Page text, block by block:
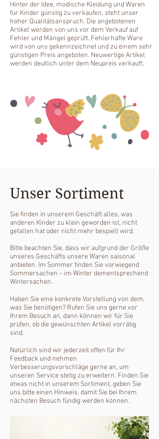
Hinter der Idee, modische Kleidung und Waren
für Kinder günstig zu verkaufen, steht unser
hoher Qualitätsanspruch. Die angebotenen
Artikel werden von uns vor dem Verkauf auf
Fehler und Mängel geprüft. Fehlerhafte Ware
wird von uns gekennzeichnet und zu einem sehr
günstigen Preis angeboten. Neuwertige Artikel
werden deutlich unter dem Neupreis verkauft.
Unser Sortiment
Sie finden in unserem Geschäft alles, was
anderen Kinder zu klein geworden ist, nicht
gefallen hat oder nicht mehr bespielt wird.
Bitte beachten Sie, dass wir aufgrund der Größe
unseres Geschäfts unsere Waren saisonal
anbieten. Im Sommer finden Sie vorwiegend
Sommersachen – im Winter dementsprechend
Wintersachen.
Haben Sie eine konkrete Vorstellung von dem,
was Sie benötigen? Rufen Sie uns gerne vor
Ihrem Besuch an, dann können wir für Sie
prüfen, ob die gewünschten Artikel vorrätig
sind.
Natürlich sind wir jederzeit offen für Ihr
Feedback und nehmen
Verbesserungsvorschläge gerne an, um
unseren Service stetig zu erweitern. Finden Sie
etwas nicht in unserem Sortiment, geben Sie
uns bitte einen Hinweis, damit Sie bei Ihrem
nächsten Besuch fündig werden können.